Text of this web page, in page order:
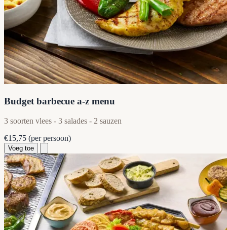
Budget barbecue a-z menu
3 soorten vlees - 3 salades - 2 sauzen
€15,75 (per persoon)
Voeg toe